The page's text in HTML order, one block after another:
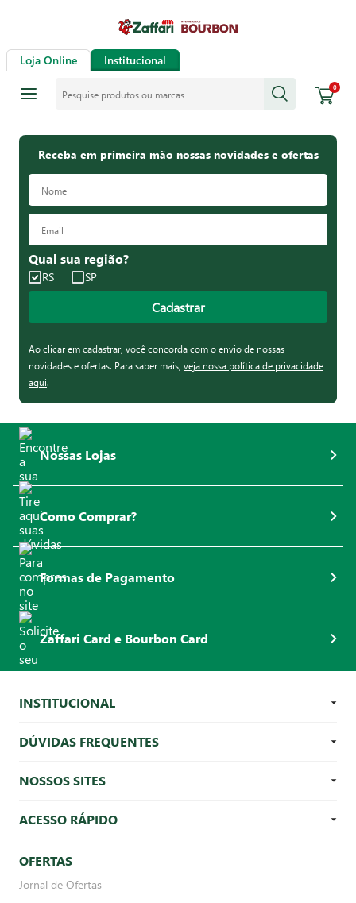
Loja Online Institucional
0
Receba em primeira mão nossas novidades e ofertas
Qual sua região?
RS SP
Cadastrar
Ao clicar em cadastrar, você concorda com o envio de nossas
novidades e ofertas. Para saber mais, veja nossa política de privacidade
aqui.
Nossas Lojas
Como Comprar?
Formas de Pagamento
Zaffari Card e Bourbon Card
INSTITUCIONAL
DÚVIDAS FREQUENTES
NOSSOS SITES
ACESSO RÁPIDO
OFERTAS
Jornal de Ofertas